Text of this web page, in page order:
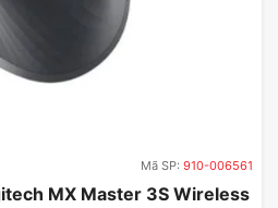
Mã SP: 910-006561
MX Master 3S Wireless